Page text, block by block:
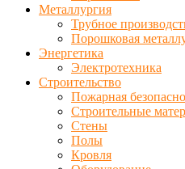
Металлургия
Трубное
Порошковая
Энергетика
Электротехника
Строительство
Пожарная
Строительные
Стены
Полы
Кровля